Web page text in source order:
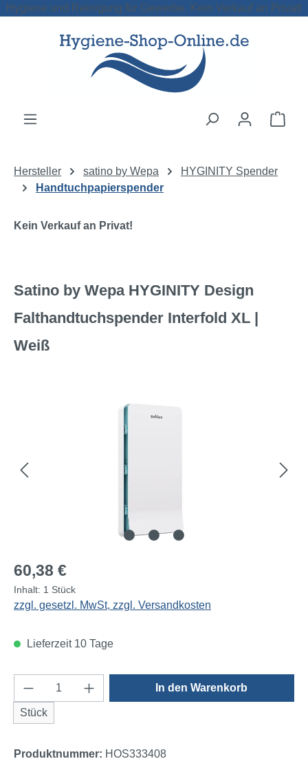
Zum Hauptinhalt springen
Hygiene und Reinigung für Gewerbe. Kein Verkauf an Privat!
Hersteller satino by Wepa
HYGINITY Spender
Handtuchpapierspender
Kein Verkauf an Privat!
Satino by Wepa HYGINITY Design
Falthandtuchspender Interfold XL |
Weiß
Regulärer Preis:
60,38 €
Inhalt: 1 Stück
zzgl. gesetzl. MwSt, zzgl. Versandkosten
Lieferzeit 10 Tage
Produkt Anzahl: Gib den gewünschten
Stück
In den Warenkorb
Produktnummer: HOS333408